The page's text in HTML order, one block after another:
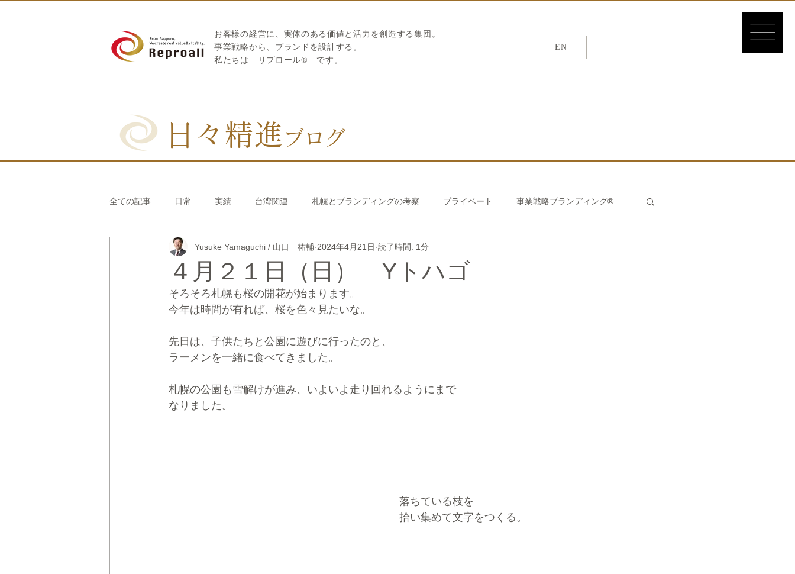
お客様の経営に、実体のある価値と活力を創造する集団。
​事業戦略から、ブランドを設計する。
私たちは
リプロール® です。
EN 繁体/簡体
日々精進 ブログ
全ての記事 日常 実績 台湾関連 札幌とブランディングの考察 プライベート 事業戦略ブランディング®
リブランディング® さとうきび繊維のストロー 中国香港関連 韓国関連
CRMブランディング® デジタルマーケティングブランディング®
４月２１日（日） Yトハゴ
Yusuke Yamaguchi / 山口 祐輔 2024年4月21日 読了時間: 1分
そろそろ札幌も桜の開花が始まります。
今年は時間が有れば、桜を色々見たいな。
先日は、子供たちと公園に遊びに行ったのと、
ラーメンを一緒に食べてきました。
札幌の公園も雪解けが進み、いよいよ走り回れるようにまで
なりました。
落ちている枝を
拾い集めて文字をつくる。